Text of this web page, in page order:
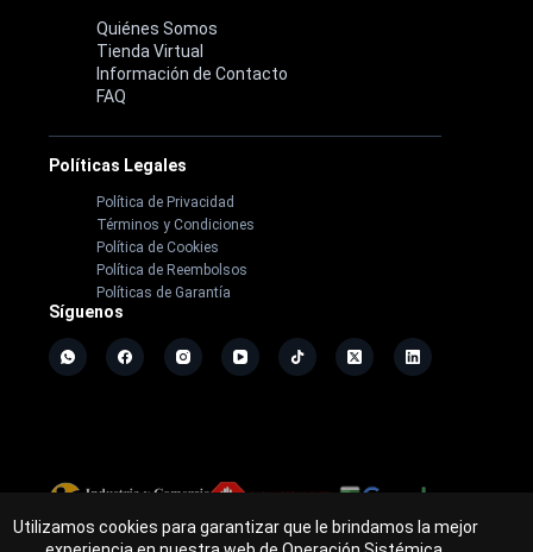
Utilizamos cookies para garantizar que le brindamos la mejor
Quiénes Somos
Tienda Virtual
Información de Contacto
FAQ
Políticas Legales
Política de Privacidad
Términos y Condiciones
Política de Cookies
Política de Reembolsos
Políticas de Garantía
Síguenos
Copyright © 2026 - Operación Sistémica